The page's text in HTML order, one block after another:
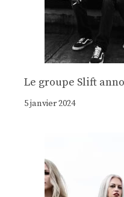
Le groupe Slift
5 janvier 2024